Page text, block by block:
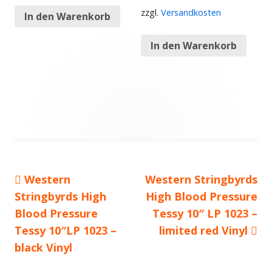
In den Warenkorb
zzgl. Versandkosten
In den Warenkorb
Beitragsnavigation
Vorheriger
Beitrag:
Western
Stringbyrds High
Blood Pressure
Tessy 10″LP 1023 –
black Vinyl
Nächster
Beitrag
Western Stringbyrds
High Blood Pressure
Tessy 10″ LP 1023 –
limited red Vinyl